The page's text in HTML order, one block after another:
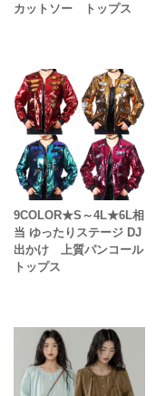
カットソー トップス
9COLOR★S～4L★6L相
当 ゆったりステージ DJ
出かけ 上質パンコール
トップス